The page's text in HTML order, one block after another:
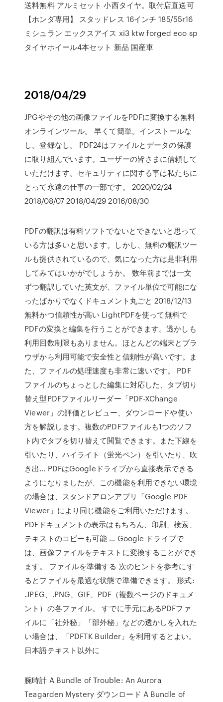
送料無料 アルミセット 小西タイヤ。取付店直送可
【ホンダ専用】 スタッドレス 16インチ 185/55r16
ミシュラン エックスアイス xi3 ktw forged eco sp
タイヤホイール4本セット 新品 国産車
2018/04/29
JPGやその他の画像ファイルをPDFに変換する無料
オンラインツール。 早くて簡単。インストールな
し。登録なし。 PDF24はファイルとデータの保護
に取り組んでいます。ユーザーの皆さまに信頼して
いただけます。セキュリティに関する事は私たちに
とって永遠の仕事の一部です。 2020/02/24
2018/08/07 2018/04/29 2016/08/30
PDFの翻訳は有料ソフトでないとできないと思って
いる方は多いと思います。しかし、無料の翻訳ツー
ルも提供されているので、気になった方は是非利用
してみてはいかがでしょうか。 数年前までは一文
ずつ翻訳していた英文が、ファイル単位で可能にな
ったばかりでなくドキュメント丸ごと 2018/12/13
無料かつ信頼性が高い LightPDFを使って無料で
PDFの変換と編集を行うことができます。透かしも
利用回数制限もありません。ほとんどの端末とブラ
ウザから利用可能で安全性と信頼性が高いです。ま
た、ファイルの処理速度も非常に速いです。 PDF
ファイルのちょっとした編集に対応した、タブ切り
替え型PDFファイルリーダー「PDF-XChange
Viewer」の評価とレビュー、ダウンロードや使い
方を解説します。複数のPDFファイルも1つのソフ
ト内でタブを切り替えて閲覧できます。また下線を
引いたり、ハイライト（蛍光ペン）を引いたり、吹
き出… PDFはGoogleドライブから直接表示できる
ようになりましたが、この機能を利用できない環境
の場合は、スタンドアロンアプリ「Google PDF
Viewer」により同じ機能をご利用いただけます。
PDFドキュメントの表示はもちろん、印刷、検索、
テキストのコピーも可能 … Google ドライブで
は、画像ファイルをテキストに変換することができ
ます。 ファイルを準備する 次のヒントを参考にす
るとファイルを最適な状態で準備できます。 形式:
.JPEG、.PNG、GIF、PDF（複数ページのドキュメ
ント）の各ファイル。 すでに手元にあるPDFファ
イルに「社外秘」「部外秘」などの透かしを入れた
い場合は、「PDFTK Builder」を利用するとよい。
日本語テキスト以外に
腕時計 A Bundle of Trouble: An Aurora
Teagarden Mystery ダウンロード A Bundle of